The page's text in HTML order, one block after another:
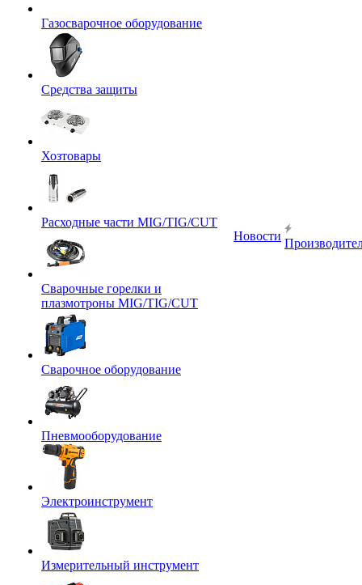
Газосварочное оборудование
Средства защиты
Хозтовары
Расходные части MIG/TIG/CUT
Сварочные горелки и
плазмотроны MIG/TIG/CUT
Сварочное оборудование
Пневмооборудование
Электроинструмент
Измерительный инструмент
Новости